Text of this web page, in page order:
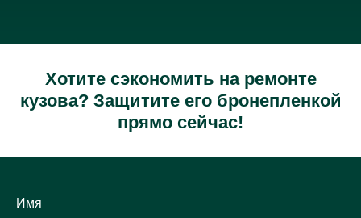
Хотите сэкономить на ремонте
кузова? Защитите его бронепленкой
прямо сейчас!
Имя